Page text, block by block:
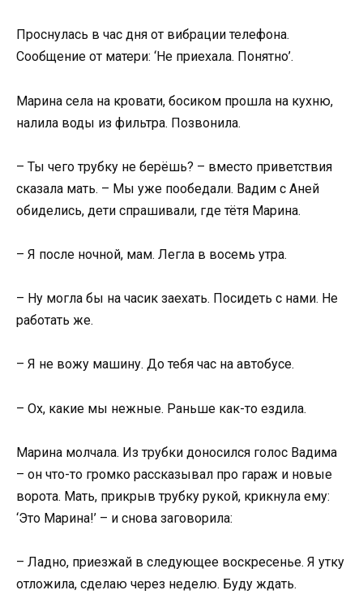
Проснулась в час дня от вибрации телефона.
Сообщение от матери: ‘Не приехала. Понятно’.
Марина села на кровати, босиком прошла на кухню,
налила воды из фильтра. Позвонила.
– Ты чего трубку не берёшь? – вместо приветствия
сказала мать. – Мы уже пообедали. Вадим с Аней
обиделись, дети спрашивали, где тётя Марина.
– Я после ночной, мам. Легла в восемь утра.
– Ну могла бы на часик заехать. Посидеть с нами. Не
работать же.
– Я не вожу машину. До тебя час на автобусе.
– Ох, какие мы нежные. Раньше как-то ездила.
Марина молчала. Из трубки доносился голос Вадима
– он что-то громко рассказывал про гараж и новые
ворота. Мать, прикрыв трубку рукой, крикнула ему:
‘Это Марина!’ – и снова заговорила:
– Ладно, приезжай в следующее воскресенье. Я утку
отложила, сделаю через неделю. Буду ждать.